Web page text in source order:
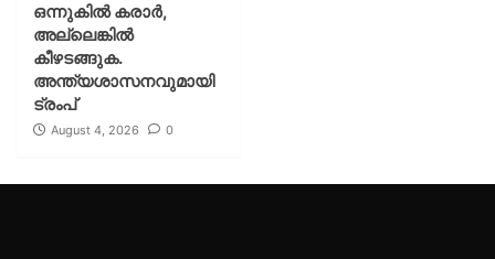
ഒന്നുകില്‍ കരാര്‍,
അല്ലെങ്കില്‍
കീഴടങ്ങുക.
അന്ത്യശാസനവുമായി
ട്രംപ്
August 4, 2026 0